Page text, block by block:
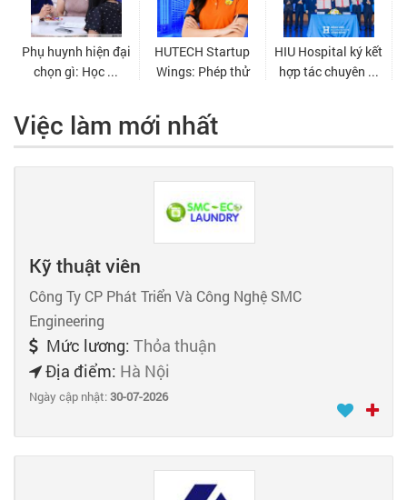
Việc làm mới nhất
Kỹ thuật viên
Công Ty CP Phát Triển Và Công Nghệ SMC
Engineering
Mức lương: Thỏa thuận
Địa điểm: Hà Nội
Ngày cập nhật:30-07-2026